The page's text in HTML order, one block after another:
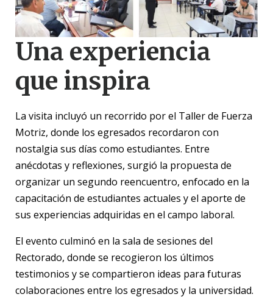
Una experiencia
que inspira
La visita incluyó un recorrido por el Taller de Fuerza
Motriz, donde los egresados recordaron con
nostalgia sus días como estudiantes. Entre
anécdotas y reflexiones, surgió la propuesta de
organizar un segundo reencuentro, enfocado en la
capacitación de estudiantes actuales y el aporte de
sus experiencias adquiridas en el campo laboral.
El evento culminó en la sala de sesiones del
Rectorado, donde se recogieron los últimos
testimonios y se compartieron ideas para futuras
colaboraciones entre los egresados y la universidad.